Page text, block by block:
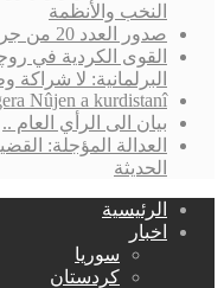
النخب والأنظمة
صدور العدد 20 من جريدة NÛJEN التجديد
القوى الكردية في
البرلمانية: لا
Nûjen a kurdistanî:
بيان الى الرأي العام ..
العدالة المؤجلة:
الحديثة
الرئيسية
اخبار
سوريا
كردستان